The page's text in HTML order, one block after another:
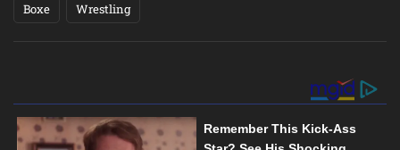
Boxe Wrestling